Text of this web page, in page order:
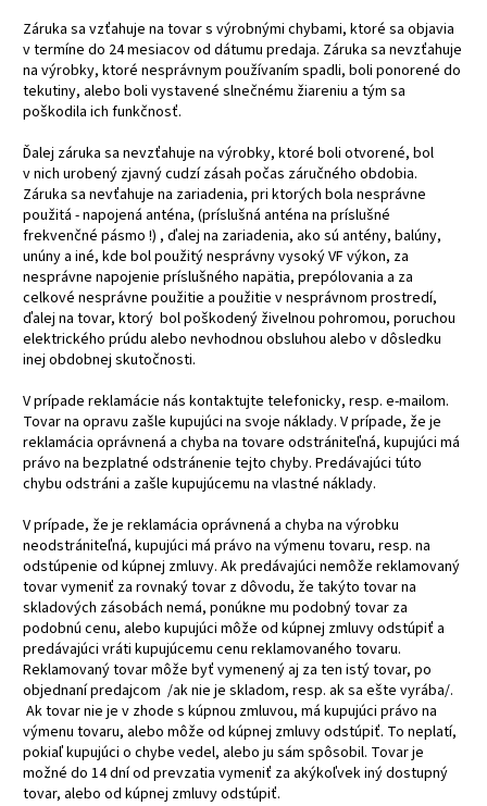
Záruka sa vzťahuje na tovar s výrobnými chybami, ktoré sa objavia
v termíne do 24 mesiacov od dátumu predaja. Záruka sa nevzťahuje
na výrobky, ktoré nesprávnym používaním spadli, boli ponorené do
tekutiny, alebo boli vystavené slnečnému žiareniu a tým sa
poškodila ich funkčnosť.
Ďalej záruka sa nevzťahuje na výrobky, ktoré boli otvorené, bol
v nich urobený zjavný cudzí zásah počas záručného obdobia.
Záruka sa nevťahuje na zariadenia, pri ktorých bola nesprávne
použitá - napojená anténa, (príslušná anténa na príslušné
frekvenčné pásmo !) , ďalej na zariadenia, ako sú antény, balúny,
unúny a iné, kde bol použitý nesprávny vysoký VF výkon, za
nesprávne napojenie príslušného napätia, prepólovania a za
celkové nesprávne použitie a použitie v nesprávnom prostredí,
ďalej na tovar, ktorý bol poškodený živelnou pohromou, poruchou
elektrického prúdu alebo nevhodnou obsluhou alebo v dôsledku
inej obdobnej skutočnosti.
V prípade reklamácie nás kontaktujte telefonicky, resp. e-mailom.
Tovar na opravu zašle kupujúci na svoje náklady. V prípade, že je
reklamácia oprávnená a chyba na tovare odstrániteľná, kupujúci má
právo na bezplatné odstránenie tejto chyby. Predávajúci túto
chybu odstráni a zašle kupujúcemu na vlastné náklady.
V prípade, že je reklamácia oprávnená a chyba na výrobku
neodstrániteľná, kupujúci má právo na výmenu tovaru, resp. na
odstúpenie od kúpnej zmluvy. Ak predávajúci nemôže reklamovaný
tovar vymeniť za rovnaký tovar z dôvodu, že takýto tovar na
skladových zásobách nemá, ponúkne mu podobný tovar za
podobnú cenu, alebo kupujúci môže od kúpnej zmluvy odstúpiť a
predávajúci vráti kupujúcemu cenu reklamovaného tovaru.
Reklamovaný tovar môže byť vymenený aj za ten istý tovar, po
objednaní predajcom /ak nie je skladom, resp. ak sa ešte vyrába/.
Ak tovar nie je v zhode s kúpnou zmluvou, má kupujúci právo na
výmenu tovaru, alebo môže od kúpnej zmluvy odstúpiť. To neplatí,
pokiaľ kupujúci o chybe vedel, alebo ju sám spôsobil. Tovar je
možné do 14 dní od prevzatia vymeniť za akýkoľvek iný dostupný
tovar, alebo od kúpnej zmluvy odstúpiť.